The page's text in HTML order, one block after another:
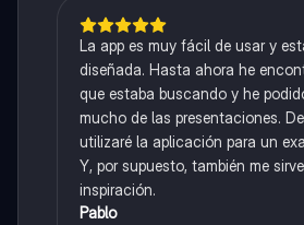
La app es muy fácil de usar y
diseñada. Hasta ahora he
que estaba buscando y he
mucho de las presentaciones.
utilizaré la aplicación para un
Y, por supuesto, también me
inspiración.
Pablo